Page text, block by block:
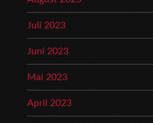
Juli 2023
Juni 2023
Mai 2023
April 2023